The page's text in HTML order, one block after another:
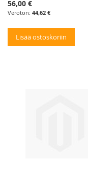
56,00 €
44,62 €
Lisää ostoskoriin